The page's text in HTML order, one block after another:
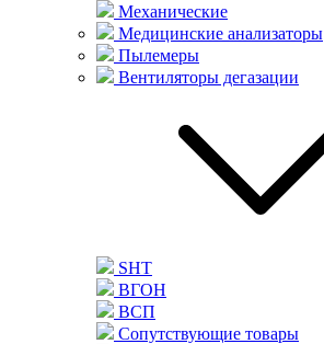
Механические
Медицинские анализаторы
Пылемеры
Вентиляторы дегазации
SHT
ВГОН
ВСП
Сопутствующие товары